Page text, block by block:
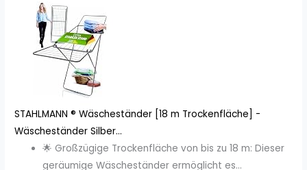
STAHLMANN ® Wäscheständer [18 m Trockenfläche] -
Wäscheständer Silber...
🌟 Großzügige Trockenfläche von bis zu 18 m: Dieser
geräumige Wäscheständer ermöglicht es...